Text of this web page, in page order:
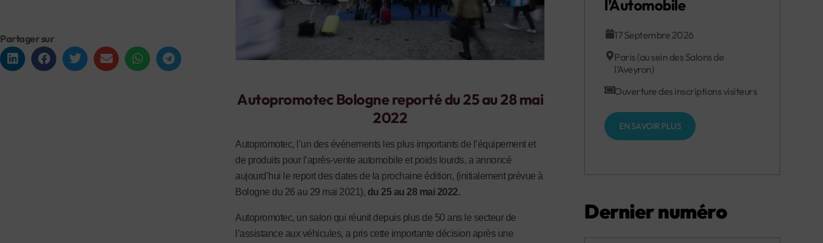
Partager sur
Autopromotec Bologne reporté du 25 au 28 mai
2022
Autopromotec, l’un des événements les plus importants de l’équipement et
de produits pour l’après-vente automobile et poids lourds, a annoncé
aujourd’hui le report des dates de la prochaine édition, (initialement prévue à
Bologne du 26 au 29 mai 2021), du 25 au 28 mai 2022.
Autopromotec, un salon qui réunit depuis plus de 50 ans le secteur de
l’assistance aux véhicules, a pris cette importante décision après une
l’Automobile
17 Septembre 2026
Paris (au sein des Salons de
l’Aveyron)
Ouverture des inscriptions visiteurs
EN SAVOIR PLUS
Dernier numéro